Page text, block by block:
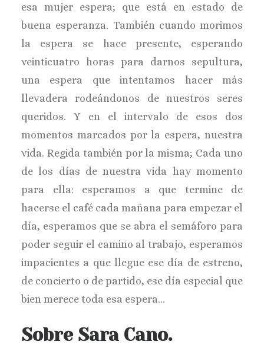
esa mujer espera; que está en estado de
buena esperanza. También cuando morimos
la espera se hace presente, esperando
veinticuatro horas para darnos sepultura,
una espera que intentamos hacer más
llevadera rodeándonos de nuestros seres
queridos. Y en el intervalo de esos dos
momentos marcados por la espera, nuestra
vida. Regida también por la misma; Cada uno
de los días de nuestra vida hay momento
para ella: esperamos a que termine de
hacerse el café cada mañana para empezar el
día, esperamos que se abra el semáforo para
poder seguir el camino al trabajo, esperamos
impacientes a que llegue ese día de estreno,
de concierto o de partido, ese día especial que
bien merece toda esa espera…
Sobre Sara Cano.